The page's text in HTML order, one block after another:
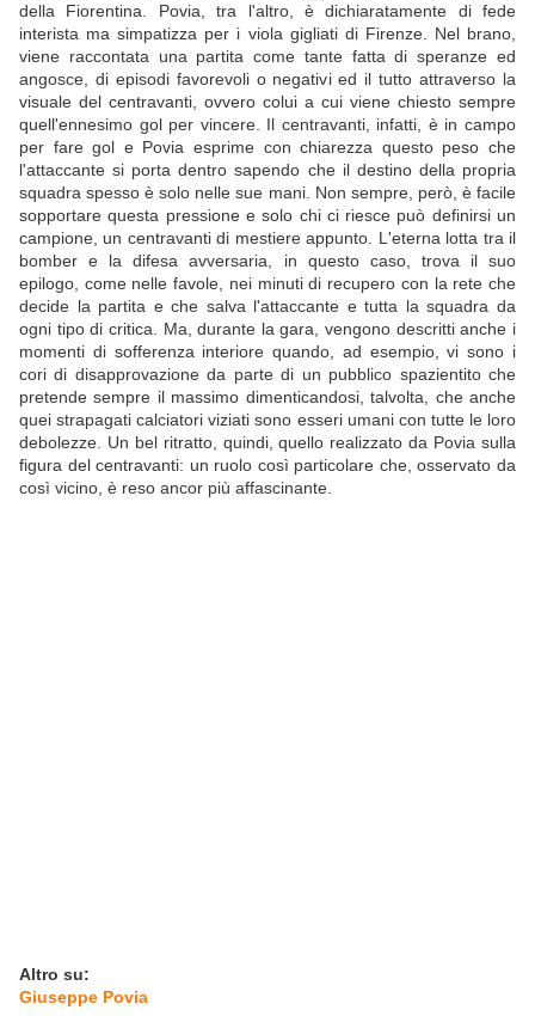
della Fiorentina. Povia, tra l'altro, è dichiaratamente di fede
interista ma simpatizza per i viola gigliati di Firenze. Nel brano,
viene raccontata una partita come tante fatta di speranze ed
angosce, di episodi favorevoli o negativi ed il tutto attraverso la
visuale del centravanti, ovvero colui a cui viene chiesto sempre
quell'ennesimo gol per vincere. Il centravanti, infatti, è in campo
per fare gol e Povia esprime con chiarezza questo peso che
l'attaccante si porta dentro sapendo che il destino della propria
squadra spesso è solo nelle sue mani. Non sempre, però, è facile
sopportare questa pressione e solo chi ci riesce può definirsi un
campione, un centravanti di mestiere appunto. L'eterna lotta tra il
bomber e la difesa avversaria, in questo caso, trova il suo
epilogo, come nelle favole, nei minuti di recupero con la rete che
decide la partita e che salva l'attaccante e tutta la squadra da
ogni tipo di critica. Ma, durante la gara, vengono descritti anche i
momenti di sofferenza interiore quando, ad esempio, vi sono i
cori di disapprovazione da parte di un pubblico spazientito che
pretende sempre il massimo dimenticandosi, talvolta, che anche
quei strapagati calciatori viziati sono esseri umani con tutte le loro
debolezze. Un bel ritratto, quindi, quello realizzato da Povia sulla
figura del centravanti: un ruolo così particolare che, osservato da
così vicino, è reso ancor più affascinante.
Altro su:
Giuseppe Povia